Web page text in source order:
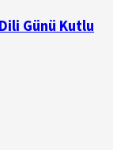
Günü Kutlu